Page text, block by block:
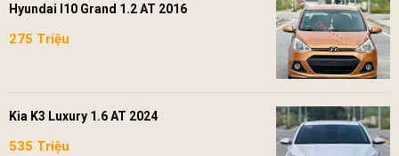
Hyundai I10 Grand 1.2 AT 2016
275 Triệu
Kia K3 Luxury 1.6 AT 2024
535 Triệu